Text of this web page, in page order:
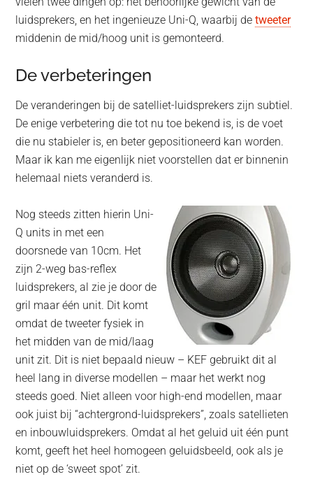
luidsprekers, en het ingenieuze Uni-Q, waarbij detweeter
middenin de mid/hoog unit is gemonteerd.
De verbeteringen
De veranderingen bij de satelliet-luidsprekers zijn subtiel.
De enige verbetering die tot nu toe bekend is, is de voet
die nu stabieler is, en beter gepositioneerd kan worden.
Maar ik kan me eigenlijk niet voorstellen dat er binnenin
helemaal niets veranderd is.
Nog steeds zitten hierin Uni-
Q units in met een
doorsnede van 10cm. Het
zijn 2-weg bas-reflex
luidsprekers, al zie je door de
gril maar één unit. Dit komt
omdat de tweeter fysiek in
het midden van de mid/laag
unit zit. Dit is niet bepaald nieuw – KEF gebruikt dit al
heel lang in diverse modellen – maar het werkt nog
steeds goed. Niet alleen voor high-end modellen, maar
ook juist bij “achtergrond-luidsprekers”, zoals satellieten
en inbouwluidsprekers. Omdat al het geluid uit één punt
komt, geeft het heel homogeen geluidsbeeld, ook als je
niet op de ‘sweet spot’ zit.